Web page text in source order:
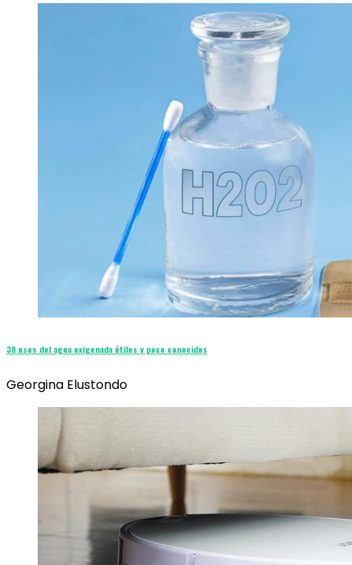
38 usos del agua oxigenada útiles y poco conocidos
Georgina Elustondo